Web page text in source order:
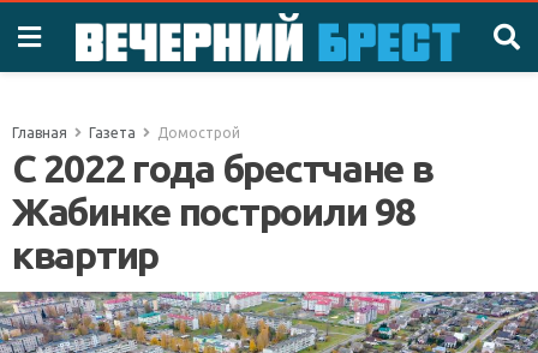
Главная Газета Домострой
С 2022 года брестчане в
Жабинке построили 98
квартир